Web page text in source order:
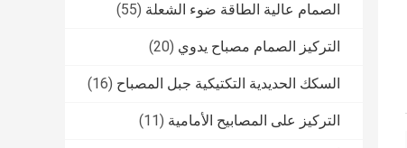
الصمام عالية الطاقة ضوء الشعلة (55)
التركيز الصمام مصباح يدوي (20)
السكك الحديدية التكتيكية جبل المصباح (16)
التركيز على المصابيح الأمامية (11)